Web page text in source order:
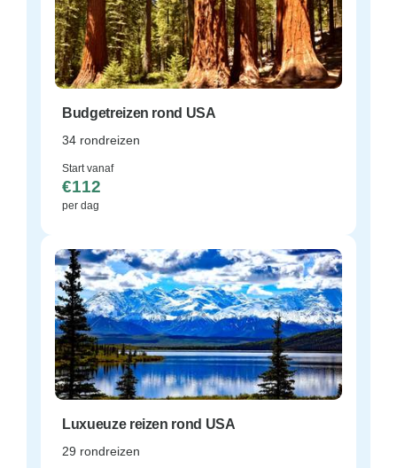
Budgetreizen rond USA
34 rondreizen
Start vanaf
€112
per dag
Luxueuze reizen rond USA
29 rondreizen